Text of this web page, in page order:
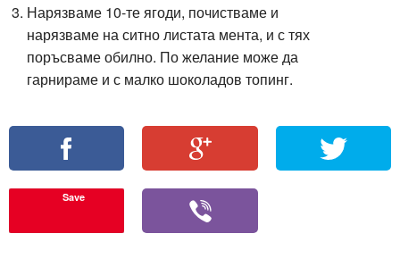
Нарязваме 10-те ягоди, почистваме и
нарязваме на ситно листата мента, и с тях
поръсваме обилно. По желание може да
гарнираме и с малко шоколадов топинг.
Save